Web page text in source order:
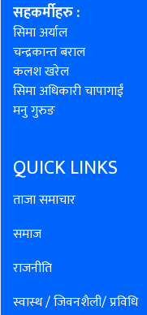
सहकर्मीहरु:
सिमा अर्याल
चन्द्रकान्त बराल
कलश खरेल
सिमा अधिकारी चापागाईं
मनु गुरुङ
QUICK LINKS
ताजा समाचार
समाज
राजनीति
स्वास्थ / जिवनशैली/ प्रविधि